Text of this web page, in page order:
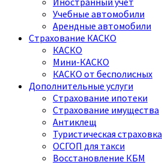
Учебные автомобили
Арендные автомобили
Страхование КАСКО
КАСКО
Мини-КАСКО
КАСКО от бесполисных
Дополнительные услуги
Страхование ипотеки
Страхование имущества
Антиклещ
Туристическая страховка
ОСГОП для такси
Восстановление КБМ